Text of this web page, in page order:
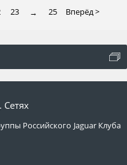
23 → 25 Вперёд >
Сетях
Российского Jaguar Клуба